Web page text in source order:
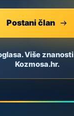
Postani član
Više
Kozmosa.hr.